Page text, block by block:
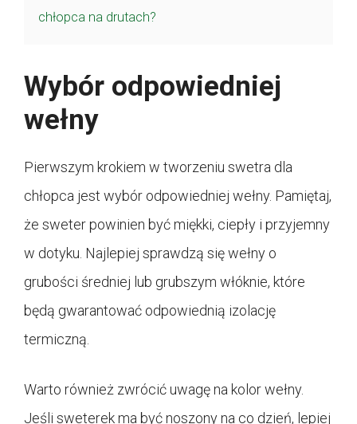
chłopca na drutach?
Wybór odpowiedniej
wełny
Pierwszym krokiem w tworzeniu swetra dla
chłopca jest wybór odpowiedniej wełny. Pamiętaj,
że sweter powinien być miękki, ciepły i przyjemny
w dotyku. Najlepiej sprawdzą się wełny o
grubości średniej lub grubszym włóknie, które
będą gwarantować odpowiednią izolację
termiczną.
Warto również zwrócić uwagę na kolor wełny.
Jeśli sweterek ma być noszony na co dzień, lepiej